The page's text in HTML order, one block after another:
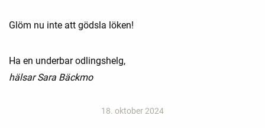
Glöm nu inte att gödsla löken!
Ha en underbar odlingshelg,
hälsar Sara Bäckmo
18. oktober 2024